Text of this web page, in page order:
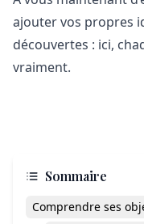
ajouter vos propres
découvertes : ici,
vraiment.
Sommaire
Comprendre ses